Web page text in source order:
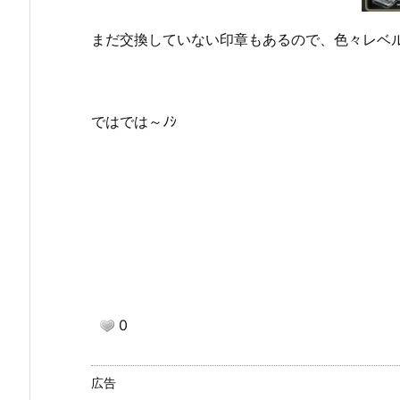
まだ交換していない印章もあるので、色々レ
ではでは～ﾉｼ
0
広告